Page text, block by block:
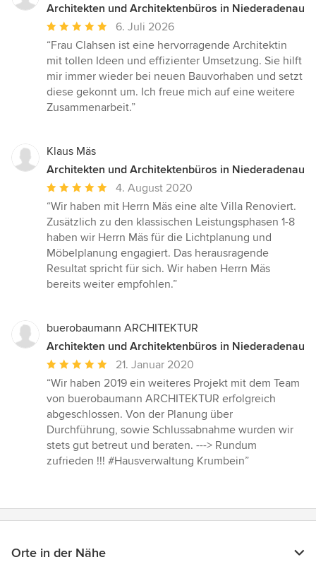
Architekten und Architektenbüros in Niederadenau
Durchschnittliche
Bewertung:
5
von
5
Sternen
6. Juli 2026
“Frau Clahsen ist eine hervorragende Architektin
mit tollen Ideen und effizienter Umsetzung. Sie hilft
mir immer wieder bei neuen Bauvorhaben und setzt
diese gekonnt um. Ich freue mich auf eine weitere
Zusammenarbeit.”
Klaus Mäs
Architekten und Architektenbüros in Niederadenau
Durchschnittliche
Bewertung:
5
von
5
Sternen
4. August 2020
“Wir haben mit Herrn Mäs eine alte Villa Renoviert.
Zusätzlich zu den klassischen Leistungsphasen 1-8
haben wir Herrn Mäs für die Lichtplanung und
Möbelplanung engagiert. Das herausragende
Resultat spricht für sich. Wir haben Herrn Mäs
bereits weiter empfohlen.”
buerobaumann ARCHITEKTUR
Architekten und Architektenbüros in Niederadenau
Durchschnittliche
Bewertung:
5
von
5
Sternen
21. Januar 2020
“Wir haben 2019 ein weiteres Projekt mit dem Team
von buerobaumann ARCHITEKTUR erfolgreich
abgeschlossen. Von der Planung über
Durchführung, sowie Schlussabnahme wurden wir
stets gut betreut und beraten. ---> Rundum
zufrieden !!! #Hausverwaltung Krumbein”
Orte in der Nähe